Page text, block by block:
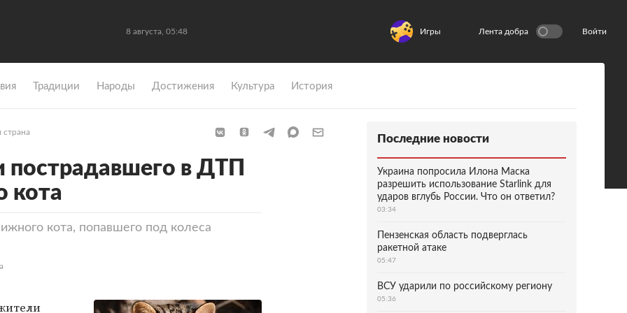
8 августа, 05:48 Игры Лента добра Войти
Традиции Народы Достижения Культура История
страна
пострадавшего в ДТП
кота
кота, попавшего под колеса
Последние новости
Украина попросила Илона Маска
разрешить использование Starlink для
ударов вглубь России. Что он ответил?
03:34
Пензенская область подверглась
ракетной атаке
05:47
ВСУ ударили по российскому региону
05:36